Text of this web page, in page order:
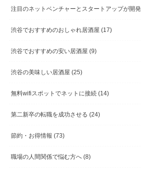
注目のネットベンチャーとスタートアップが開発
渋谷でおすすめのおしゃれ居酒屋 (17)
渋谷でおすすめの安い居酒屋 (9)
渋谷の美味しい居酒屋 (25)
無料wifiスポットでネットに接続 (14)
第二新卒の転職を成功させる (24)
節約・お得情報 (73)
職場の人間関係で悩む方へ (8)